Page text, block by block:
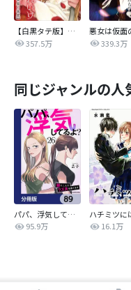
【白黒タテ版】孕むまで乱れいけ～身代わり花嫁と軍服の猛愛
357.5万
339.3万
同じジャンルの人
パパ、浮気してるよ？娘と二人でクズ夫を捨てます【分冊版】
95.9万
16.1万